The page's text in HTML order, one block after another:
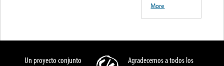
More
Un proyecto conjunto
Agradecemos a todos los